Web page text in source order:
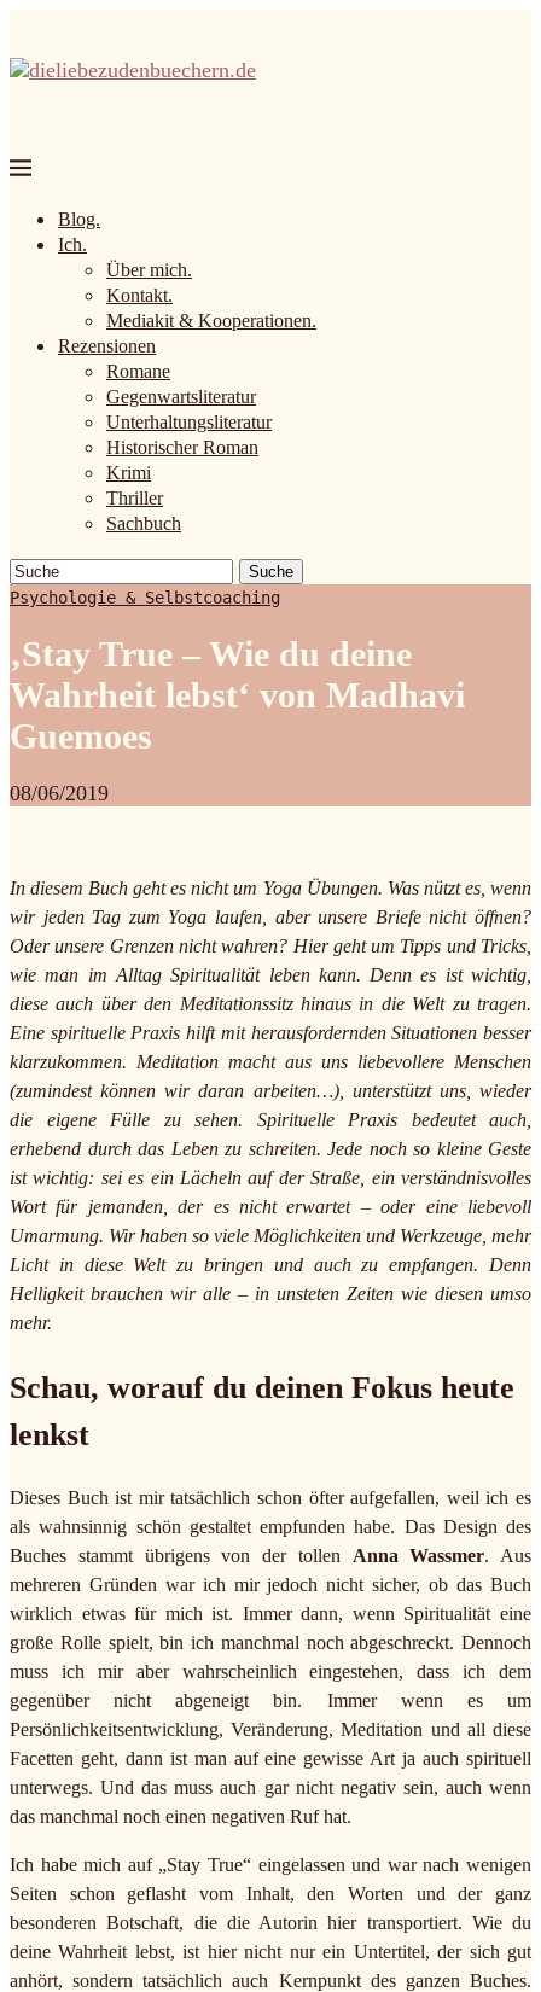
Blog.
Ich.
Über mich.
Kontakt.
Mediakit & Kooperationen.
Rezensionen
Romane
Gegenwartsliteratur
Unterhaltungsliteratur
Historischer Roman
Krimi
Thriller
Sachbuch
Suche
Psychologie & Selbstcoaching
‚Stay True – Wie du deine
Wahrheit lebst‘ von Madhavi
Guemoes
08/06/2019
In diesem Buch geht es nicht um Yoga Übungen. Was nützt es, wenn
wir jeden Tag zum Yoga laufen, aber unsere Briefe nicht öffnen?
Oder unsere Grenzen nicht wahren? Hier geht um Tipps und Tricks,
wie man im Alltag Spiritualität leben kann. Denn es ist wichtig,
diese auch über den Meditationssitz hinaus in die Welt zu tragen.
Eine spirituelle Praxis hilft mit herausfordernden Situationen besser
klarzukommen. Meditation macht aus uns liebevollere Menschen
(zumindest können wir daran arbeiten…), unterstützt uns, wieder
die eigene Fülle zu sehen. Spirituelle Praxis bedeutet auch,
erhebend durch das Leben zu schreiten. Jede noch so kleine Geste
ist wichtig: sei es ein Lächeln auf der Straße, ein verständnisvolles
Wort für jemanden, der es nicht erwartet – oder eine liebevoll
Umarmung. Wir haben so viele Möglichkeiten und Werkzeuge, mehr
Licht in diese Welt zu bringen und auch zu empfangen. Denn
Helligkeit brauchen wir alle – in unsteten Zeiten wie diesen umso
mehr.
Schau, worauf du deinen Fokus heute
lenkst
Dieses Buch ist mir tatsächlich schon öfter aufgefallen, weil ich es
als wahnsinnig schön gestaltet empfunden habe. Das Design des
Buches stammt übrigens von der tollen Anna Wassmer. Aus
mehreren Gründen war ich mir jedoch nicht sicher, ob das Buch
wirklich etwas für mich ist. Immer dann, wenn Spiritualität eine
große Rolle spielt, bin ich manchmal noch abgeschreckt. Dennoch
muss ich mir aber wahrscheinlich eingestehen, dass ich dem
gegenüber nicht abgeneigt bin. Immer wenn es um
Persönlichkeitsentwicklung, Veränderung, Meditation und all diese
Facetten geht, dann ist man auf eine gewisse Art ja auch spirituell
unterwegs. Und das muss auch gar nicht negativ sein, auch wenn
das manchmal noch einen negativen Ruf hat.
Ich habe mich auf „Stay True“ eingelassen und war nach wenigen
Seiten schon geflasht vom Inhalt, den Worten und der ganz
besonderen Botschaft, die die Autorin hier transportiert. Wie du
deine Wahrheit lebst, ist hier nicht nur ein Untertitel, der sich gut
anhört, sondern tatsächlich auch Kernpunkt des ganzen Buches.